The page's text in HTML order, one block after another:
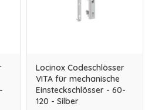
Locinox Codeschlösser
VITA für mechanische
Einsteckschlösser - 60-
120 - Silber